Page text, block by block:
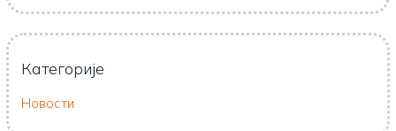
Категорије
Новости